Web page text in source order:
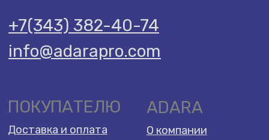
Подарочный
сертификат
СТАТЬИ
Полезно ли спать на жёстком?
Как и какой выбрать матрас?
товара